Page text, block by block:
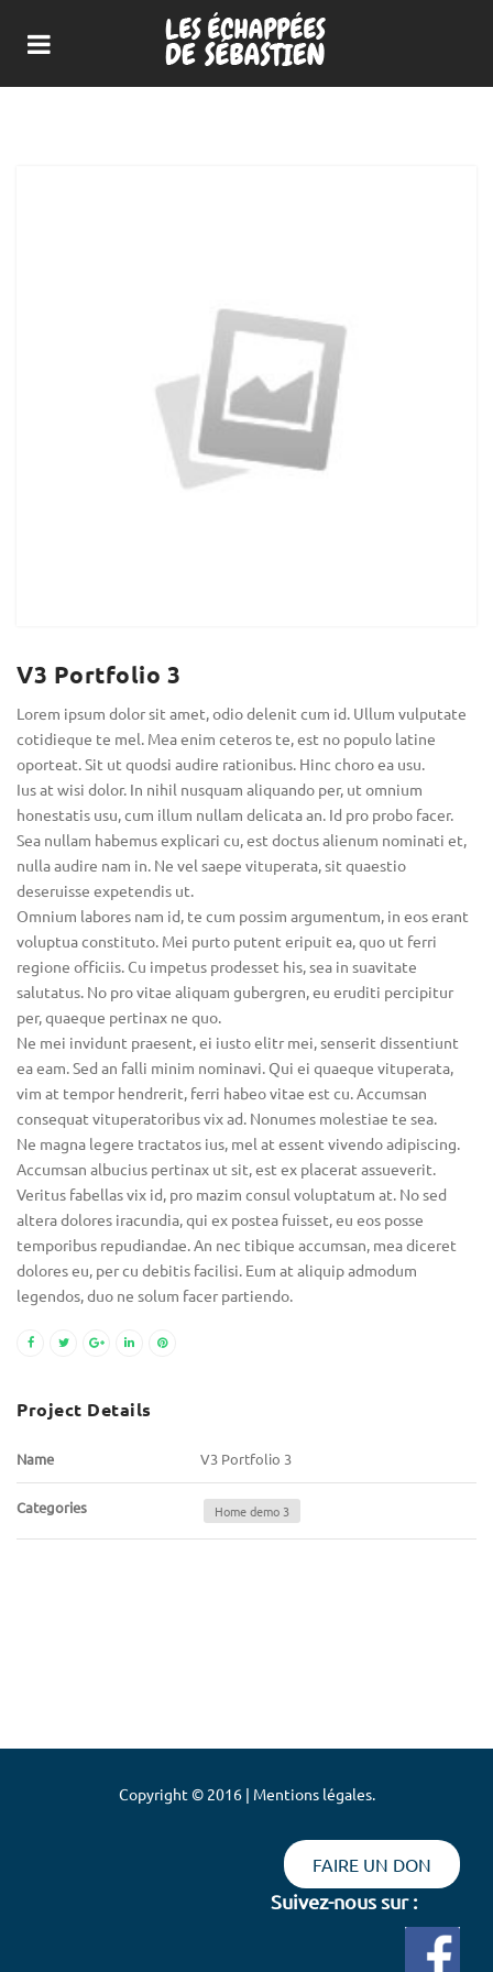
V3 Portfolio 3
Lorem ipsum dolor sit amet, odio delenit cum id. Ullum vulputate
cotidieque te mel. Mea enim ceteros te, est no populo latine
oporteat. Sit ut quodsi audire rationibus. Hinc choro ea usu.
Ius at wisi dolor. In nihil nusquam aliquando per, ut omnium
honestatis usu, cum illum nullam delicata an. Id pro probo facer.
Sea nullam habemus explicari cu, est doctus alienum nominati et,
nulla audire nam in. Ne vel saepe vituperata, sit quaestio
deseruisse expetendis ut.
Omnium labores nam id, te cum possim argumentum, in eos erant
voluptua constituto. Mei purto putent eripuit ea, quo ut ferri
regione officiis. Cu impetus prodesset his, sea in suavitate
salutatus. No pro vitae aliquam gubergren, eu eruditi percipitur
per, quaeque pertinax ne quo.
Ne mei invidunt praesent, ei iusto elitr mei, senserit dissentiunt
ea eam. Sed an falli minim nominavi. Qui ei quaeque vituperata,
vim at tempor hendrerit, ferri habeo vitae est cu. Accumsan
consequat vituperatoribus vix ad. Nonumes molestiae te sea.
Ne magna legere tractatos ius, mel at essent vivendo adipiscing.
Accumsan albucius pertinax ut sit, est ex placerat assueverit.
Veritus fabellas vix id, pro mazim consul voluptatum at. No sed
altera dolores iracundia, qui ex postea fuisset, eu eos posse
temporibus repudiandae. An nec tibique accumsan, mea diceret
dolores eu, per cu debitis facilisi. Eum at aliquip admodum
legendos, duo ne solum facer partiendo.
Project Details
Name V3 Portfolio 3
Categories Home demo 3
Copyright © 2016 | Mentions légales.
FAIRE UN DON
Suivez-nous sur :